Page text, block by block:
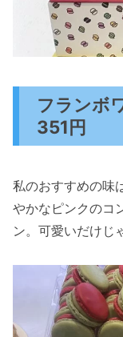
フランボ
351円
私のおすすめの味
やかなピンクのコ
ン。可愛いだけじ